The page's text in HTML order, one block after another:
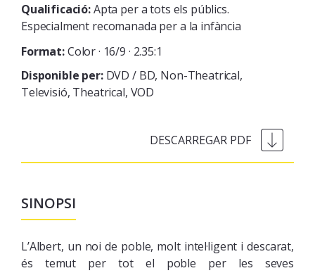
Qualificació:Apta per a tots els públics.
Especialment recomanada per a la infància
Format:Color · 16/9 · 2.35:1
Disponible per: DVD / BD Non-Theatrical
Televisió Theatrical VOD
SINOPSI
L’Albert, un noi de poble, molt intel·ligent i descarat,
és temut per tot el poble per les seves